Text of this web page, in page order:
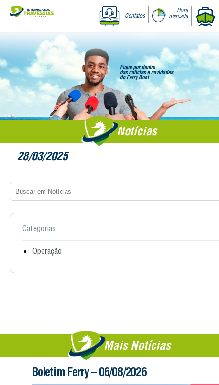
Contatos
Hora
marcada
Notícias
28/03/2025
Categorias
Operação
Mais Notícias
Boletim Ferry – 06/08/2026